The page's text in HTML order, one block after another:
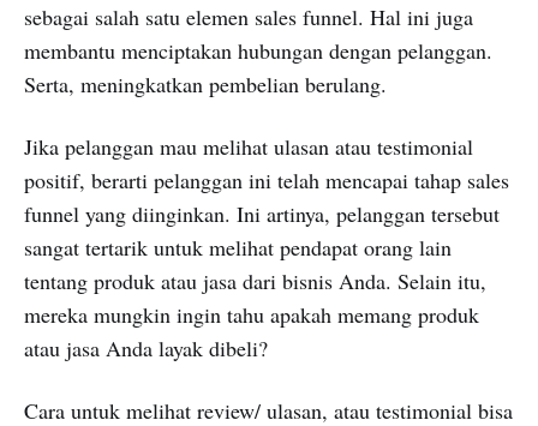
sebagai salah satu elemen sales funnel. Hal ini juga
membantu menciptakan hubungan dengan pelanggan.
Serta, meningkatkan pembelian berulang.
Jika pelanggan mau melihat ulasan atau testimonial
positif, berarti pelanggan ini telah mencapai tahap sales
funnel yang diinginkan. Ini artinya, pelanggan tersebut
sangat tertarik untuk melihat pendapat orang lain
tentang produk atau jasa dari bisnis Anda. Selain itu,
mereka mungkin ingin tahu apakah memang produk
atau jasa Anda layak dibeli?
Cara untuk melihat review/ ulasan, atau testimonial bisa